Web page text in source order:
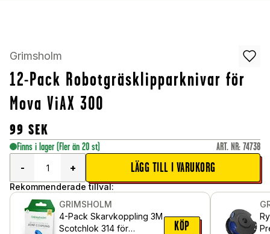
Grimsholm
12-Pack Robotgräsklipparknivar för
Mova ViAX 300
99 SEK
Finns i lager (Fler än 20 st) ART. NR: 74738
-
+ LÄGG TILL I VARUKORG
Rekommenderade tillval:
GRIMSHOLM
4-Pack Skarvkoppling 3M
Scotchlok 314 för
KÖP